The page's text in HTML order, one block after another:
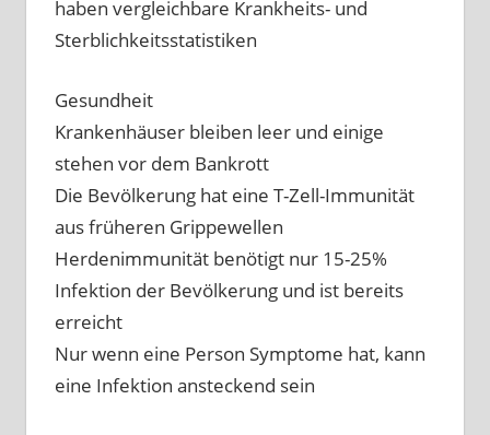
haben vergleichbare Krankheits- und
Sterblichkeitsstatistiken
Gesundheit
Krankenhäuser bleiben leer und einige
stehen vor dem Bankrott
Die Bevölkerung hat eine T-Zell-Immunität
aus früheren Grippewellen
Herdenimmunität benötigt nur 15-25%
Infektion der Bevölkerung und ist bereits
erreicht
Nur wenn eine Person Symptome hat, kann
eine Infektion ansteckend sein